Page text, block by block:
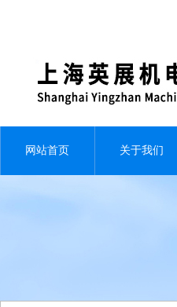
网站首页 关于我们